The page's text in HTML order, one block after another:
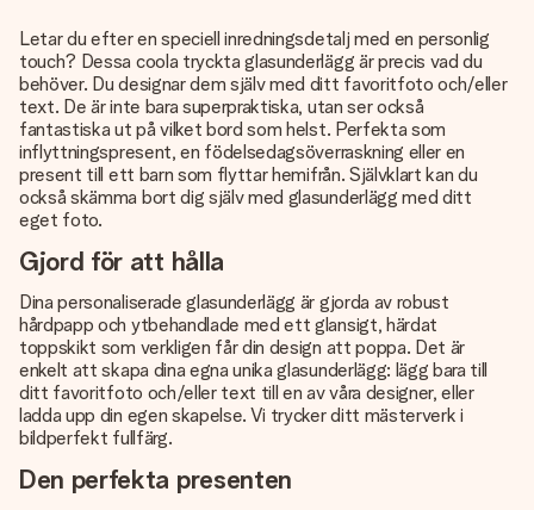
Letar du efter en speciell inredningsdetalj med en personlig
touch? Dessa coola tryckta glasunderlägg är precis vad du
behöver. Du designar dem själv med ditt favoritfoto och/eller
text. De är inte bara superpraktiska, utan ser också
fantastiska ut på vilket bord som helst. Perfekta som
inflyttningspresent, en födelsedagsöverraskning eller en
present till ett barn som flyttar hemifrån. Självklart kan du
också skämma bort dig själv med glasunderlägg med ditt
eget foto.
Gjord för att hålla
Dina personaliserade glasunderlägg är gjorda av robust
hårdpapp och ytbehandlade med ett glansigt, härdat
toppskikt som verkligen får din design att poppa. Det är
enkelt att skapa dina egna unika glasunderlägg: lägg bara till
ditt favoritfoto och/eller text till en av våra designer, eller
ladda upp din egen skapelse. Vi trycker ditt mästerverk i
bildperfekt fullfärg.
Den perfekta presenten